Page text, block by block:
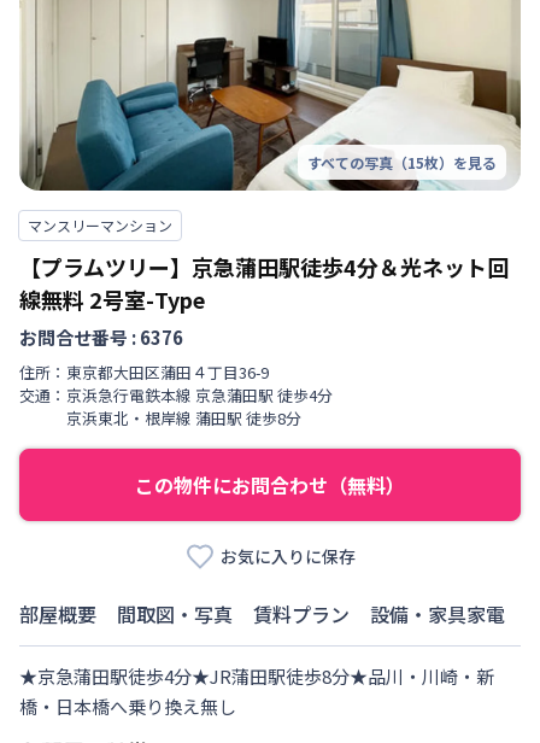
すべての写真（15枚）を見る
マンスリーマンション
【プラムツリー】京急蒲田駅徒歩4分＆光ネット回
線無料2号室-Type
お問合せ番号 :6376
住所： 東京都大田区蒲田 ４丁目36-9
交通： 京浜急行電鉄本線 京急蒲田駅 徒歩4分
京浜東北・根岸線 蒲田駅 徒歩8分
この物件にお問合わせ（無料）
お気に入りに保存
部屋概要 間取図・写真 賃料プラン 設備・家具家電
★京急蒲田駅徒歩4分★JR蒲田駅徒歩8分★品川・川崎・新
橋・日本橋へ乗り換え無し